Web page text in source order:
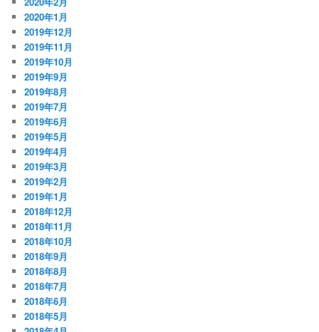
2020年1月
2019年12月
2019年11月
2019年10月
2019年9月
2019年8月
2019年7月
2019年6月
2019年5月
2019年4月
2019年3月
2019年2月
2019年1月
2018年12月
2018年11月
2018年10月
2018年9月
2018年8月
2018年7月
2018年6月
2018年5月